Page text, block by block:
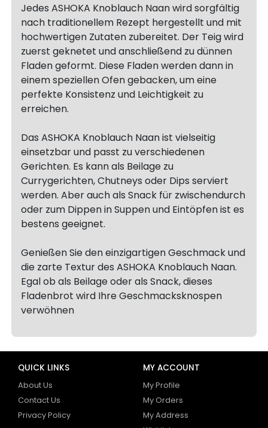
Jedes ASHOKA Knoblauch Naan wird sorgfältig
nach traditionellem Rezept hergestellt und mit
hochwertigen Zutaten zubereitet. Der Teig wird
zuerst geknetet und anschließend zu dünnen
Fladen geformt. Diese Fladen werden dann in
einem speziellen Ofen gebacken, um eine
perfekte Konsistenz und Leichtigkeit zu
erreichen.
Das ASHOKA Knoblauch Naan ist vielseitig
einsetzbar und passt zu verschiedenen
Gerichten. Es kann als Beilage zu
Currygerichten, Chutneys oder Dips serviert
werden. Aber auch als Snack für zwischendurch
oder zum Dippen in Suppen und Eintöpfen ist es
bestens geeignet.
Genießen Sie den einzigartigen Geschmack und
die zarte Textur des ASHOKA Knoblauch Naan.
Egal ob als Beilage oder als Snack, dieses
Fladenbrot wird Ihre Geschmacksknospen
verwöhnen
QUICK LINKS
About Us
Contact Us
Privacy Policy
MY ACCOUNT
My Profile
My Orders
My Address